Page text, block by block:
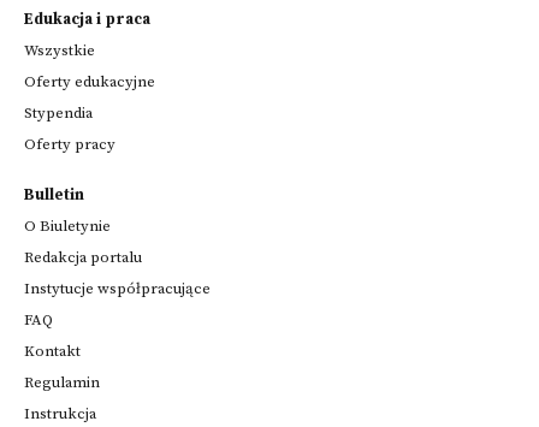
Edukacja i praca
Wszystkie
Oferty edukacyjne
Stypendia
Oferty pracy
Bulletin
O Biuletynie
Redakcja portalu
Instytucje współpracujące
FAQ
Kontakt
Regulamin
Instrukcja